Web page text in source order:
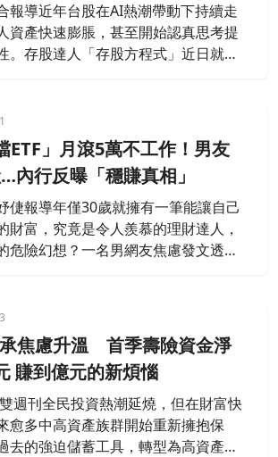
報導近年台股在AI熱潮帶動下持續走
資產快速膨脹，甚至開始認真思考提
。存股達人「存股方程式」近日就在
該做的不是衝動遞出辭呈，而是把這
富，轉化成面對人生的底氣。
ETF」月滾5萬不工作！男友
內行反曝「穩賺真相」
倢報導年僅30歲就擁有一筆能讓自己
財富，究竟是令人羨慕的理財達人，
危險幻想？一名男網友焦慮發文透
前每個月都能穩定領到3至5萬元的被
網研究後卻深感不安，質疑高股息神
化，擔心女友想靠股票利息過一輩子
。不過貼文曝
焦慮升溫 首季壽險資金淨
賺到億元的新煩惱
週刊全民投資熱潮延燒，但在財富快
愈多中高資產族群開始重新擁抱保
去的強迫儲蓄工具，轉型為高資產配